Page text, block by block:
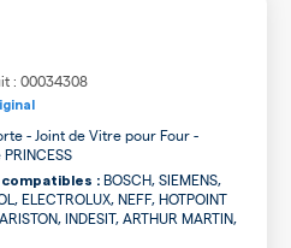
: 00034308
- Joint de Vitre pour Four -
: BOSCH, SIEMENS,
ELECTROLUX, NEFF, HOTPOINT
INDESIT, ARTHUR MARTIN,